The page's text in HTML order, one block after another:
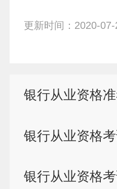
更新时间：2020-07-
银行从业资格
银行从业资格
银行从业资格